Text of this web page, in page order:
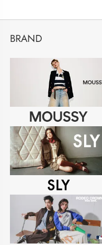
BRAND